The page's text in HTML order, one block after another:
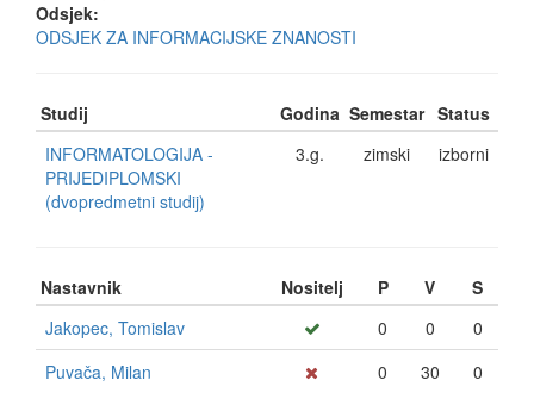
Odsjek:
ODSJEK ZA INFORMACIJSKE ZNANOSTI
Studij Godina Semestar Status
INFORMATOLOGIJA -
PRIJEDIPLOMSKI
(dvopredmetni studij)
3.g. zimski izborni
Nastavnik Nositelj P V
S
Jakopec, Tomislav
0 0
0
Puvača, Milan
0 30 0